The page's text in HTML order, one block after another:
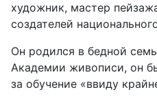
художник, мастер
создателей
Он родился в бедной
Академии живописи, он
за обучение «ввиду